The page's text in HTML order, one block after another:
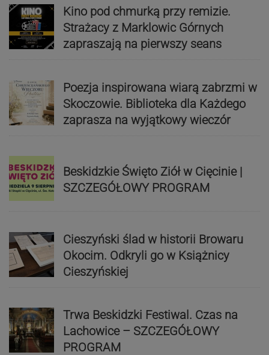
Kino pod chmurką przy remizie.
Strażacy z Marklowic Górnych
zapraszają na pierwszy seans
Poezja inspirowana wiarą zabrzmi w
Skoczowie. Biblioteka dla Każdego
zaprasza na wyjątkowy wieczór
Beskidzkie Święto Ziół w Cięcinie |
SZCZEGÓŁOWY PROGRAM
Cieszyński ślad w historii Browaru
Okocim. Odkryli go w Książnicy
Cieszyńskiej
Trwa Beskidzki Festiwal. Czas na
Lachowice – SZCZEGÓŁOWY
PROGRAM